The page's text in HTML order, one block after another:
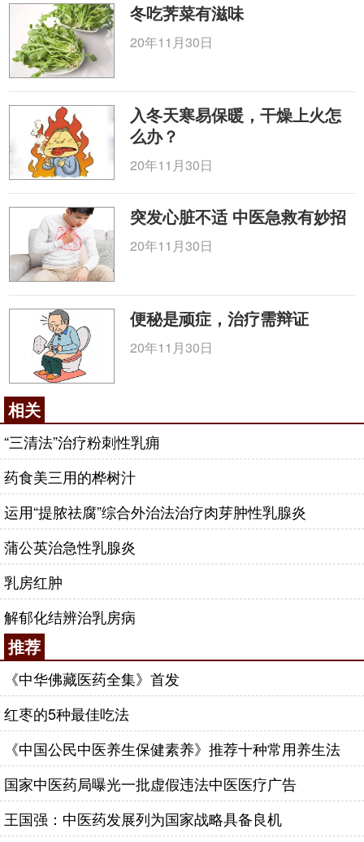
冬吃荠菜有滋味
20年11月30日
入冬天寒易保暖，干燥上火怎
么办？
20年11月30日
突发心脏不适 中医急救有妙招
20年11月30日
便秘是顽症，治疗需辩证
20年11月30日
相关
“三清法”治疗粉刺性乳痈
药食美三用的桦树汁
运用“提脓祛腐”综合外治法治疗肉芽肿性乳腺炎
蒲公英治急性乳腺炎
乳房红肿
解郁化结辨治乳房病
推荐
《中华佛藏医药全集》首发
红枣的5种最佳吃法
《中国公民中医养生保健素养》推荐十种常用养生法
国家中医药局曝光一批虚假违法中医医疗广告
王国强：中医药发展列为国家战略具备良机